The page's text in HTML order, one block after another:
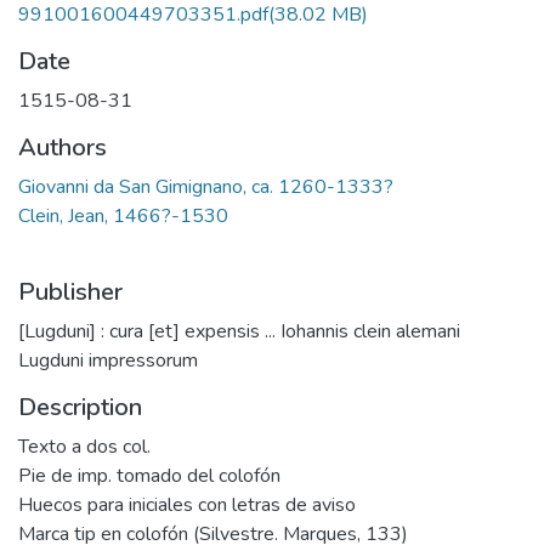
991001600449703351.pdf(38.02 MB)
Date
1515-08-31
Authors
Giovanni da San Gimignano, ca. 1260-1333?
Clein, Jean, 1466?-1530
Publisher
[Lugduni] : cura [et] expensis ... Iohannis clein alemani
Lugduni impressorum
Description
Texto a dos col.
Pie de imp. tomado del colofón
Huecos para iniciales con letras de aviso
Marca tip en colofón (Silvestre. Marques, 133)